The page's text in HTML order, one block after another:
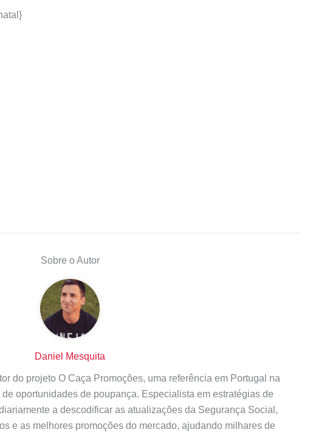
Sobre o Autor
Daniel Mesquita
do projeto O Caça Promoções, uma referência em Portugal na
oportunidades de poupança. Especialista em estratégias de
a descodificar as atualizações da Segurança Social,
e as melhores promoções do mercado, ajudando milhares de